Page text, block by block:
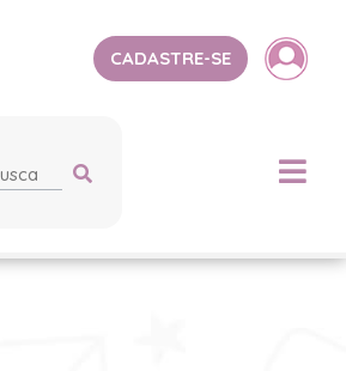
CADASTRE-SE